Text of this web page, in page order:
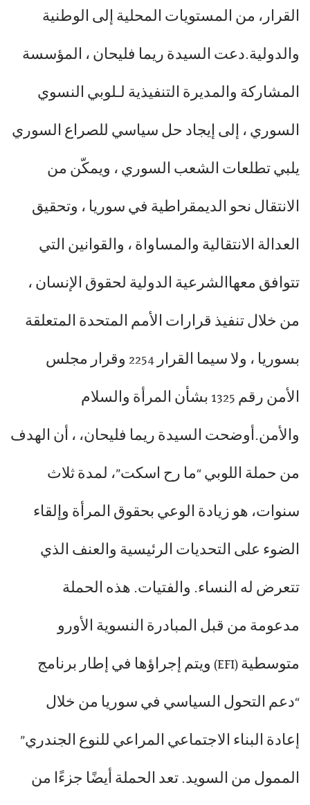
القرار، من المستويات المحلية إلى الوطنية
والدولية.دعت السيدة ريما فليحان ، المؤسسة
المشاركة والمديرة التنفيذية لـلوبي النسوي
السوري ، إلى إيجاد حل سياسي للصراع السوري
يلبي تطلعات الشعب السوري ، ويمكّن من
الانتقال نحو الديمقراطية في سوريا ، وتحقيق
العدالة الانتقالية والمساواة ، والقوانين التي
تتوافق معهاالشرعية الدولية لحقوق الإنسان ،
من خلال تنفيذ قرارات الأمم المتحدة المتعلقة
بسوريا ، ولا سيما القرار 2254 وقرار مجلس
الأمن رقم 1325 بشأن المرأة والسلام
والأمن.أوضحت السيدة ريما فليحان، ، أن الهدف
من حملة اللوبي “ما رح اسكت”، لمدة ثلاث
سنوات، هو زيادة الوعي بحقوق المرأة وإلقاء
الضوء على التحديات الرئيسية والعنف الذي
تتعرض له النساء. والفتيات. هذه الحملة
مدعومة من قبل المبادرة النسوية الأورو
متوسطية (EFI) ويتم إجراؤها في إطار برنامج
“دعم التحول السياسي في سوريا من خلال
إعادة البناء الاجتماعي المراعي للنوع الجندري”
الممول من السويد. تعد الحملة أيضًا جزءًا من